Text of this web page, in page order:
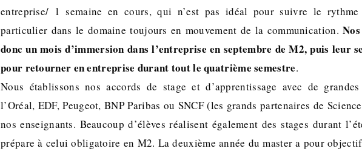
entreprise/ 1 semaine en cours, qui n’est pas idéal pour suivre le rythme
particulier dans le domaine toujours en mouvement de la communication.
donc un mois d’immersion dans l’entreprise en septembre de M2, puis leur
pour retourner en entreprise durant tout le quatrième semestre.
Nous établissons nos accords de stage et d’apprentissage avec de
l’Oréal, EDF, Peugeot, BNP Paribas ou SNCF (les grands partenaires de
nos enseignants. Beaucoup d’élèves réalisent également des stages durant
prépare à celui obligatoire en M2. La deuxième année du master a pour